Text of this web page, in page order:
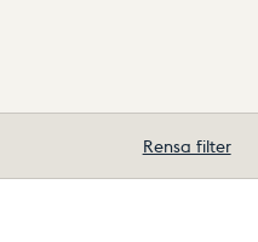
Rensa filter